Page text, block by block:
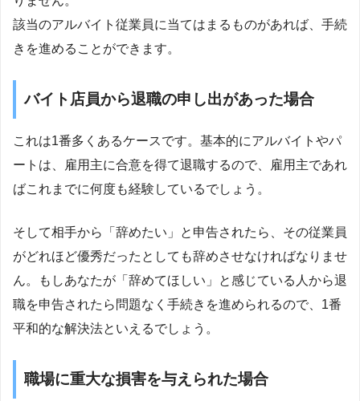
該当のアルバイト従業員に当てはまるものがあれば、手続
きを進めることができます。
バイト店員から退職の申し出があった場合
これは1番多くあるケースです。基本的にアルバイトやパ
ートは、雇用主に合意を得て退職するので、雇用主であれ
ばこれまでに何度も経験しているでしょう。
そして相手から「辞めたい」と申告されたら、その従業員
がどれほど優秀だったとしても辞めさせなければなりませ
ん。もしあなたが「辞めてほしい」と感じている人から退
職を申告されたら問題なく手続きを進められるので、1番
平和的な解決法といえるでしょう。
職場に重大な損害を与えられた場合